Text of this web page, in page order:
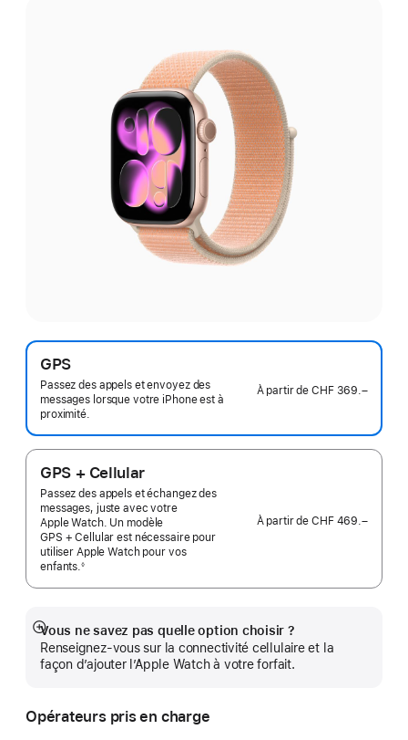
GPS
Passez des appels et envoyez des
messages lorsque votre iPhone est à
proximité.
À partir deCHF 369.–
GPS + Cellular
Passez des appels et échangez des
messages, juste avec votre
Apple Watch. Un modèle
GPS + Cellular est nécessaire pour
utiliser Apple Watch pour vos
enfants.◊
À partir deCHF 469.–
Vous ne savez pas quelle option choisir ?
Renseignez-vous sur la connectivité cellulaire et la
façon d’ajouter l’Apple Watch à votre forfait.
Afficher
plus
Opérateurs pris en charge